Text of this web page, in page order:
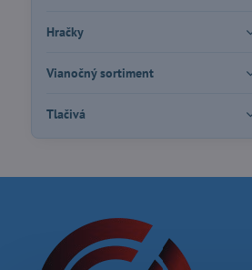
Hračky
Vianočný sortiment
Tlačivá